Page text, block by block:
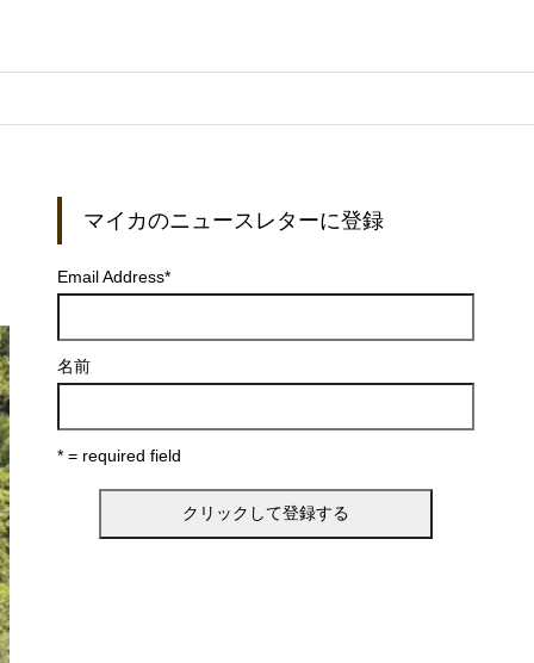
マイカのニュースレターに登録
Email Address*
名前
* = required field